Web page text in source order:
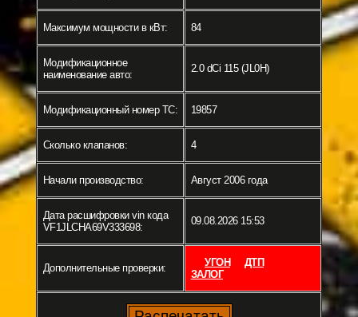
Максимум мощности в кВт: 84
Модификационное
наименование авто:
2.0 dCi 115 (JL0H)
Модификационный номер ТС: 19857
Сколько клапанов: 4
Начали производство: Август 2006 года
Дата расшифровки vin кода
VF1JLCHA69V333698:
09.08.2026 15:53
Дополнительные проверки: УГОН
ДТП
ЗАЛОГ